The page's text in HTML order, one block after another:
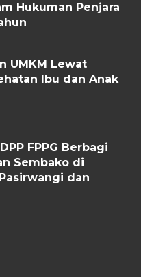
Hukuman Penjara
UMKM Lewat
Ibu dan Anak
FPPG Berbagi
Sembako di
dan